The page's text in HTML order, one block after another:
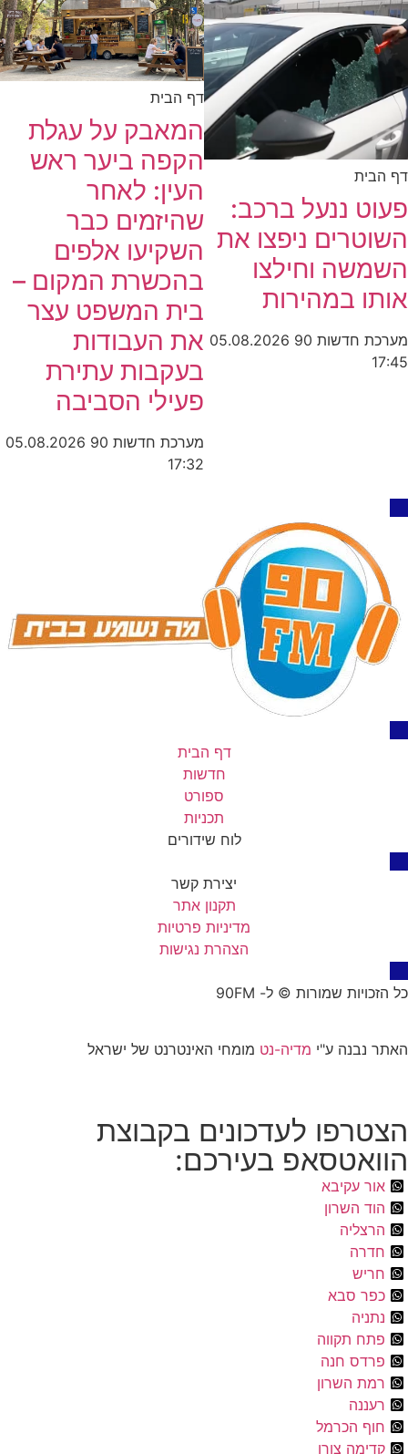
דף הבית
פעוט ננעל ברכב:
השוטרים ניפצו את
השמשה וחילצו
אותו במהירות
מערכת חדשות 90
05.08.2026
17:45
דף הבית
המאבק על עגלת
הקפה ביער ראש
העין: לאחר
שהיזמים כבר
השקיעו אלפים
בהכשרת המקום –
בית המשפט עצר
את העבודות
בעקבות עתירת
פעילי הסביבה
מערכת חדשות 90
05.08.2026
17:32
דף הבית
חדשות
ספורט
תכניות
לוח שידורים
יצירת קשר
תקנון אתר
מדיניות פרטיות
הצהרת נגישות
כל הזכויות שמורות © ל- 90FM
האתר נבנה ע"י מדיה-נט מומחי האינטרנט של ישראל
הצטרפו לעדכונים בקבוצת
הוואטסאפ בעירכם:
אור עקיבא
הוד השרון
הרצליה
חדרה
חריש
כפר סבא
נתניה
פתח תקווה
פרדס חנה
רמת השרון
רעננה
חוף הכרמל
קדימה צורן